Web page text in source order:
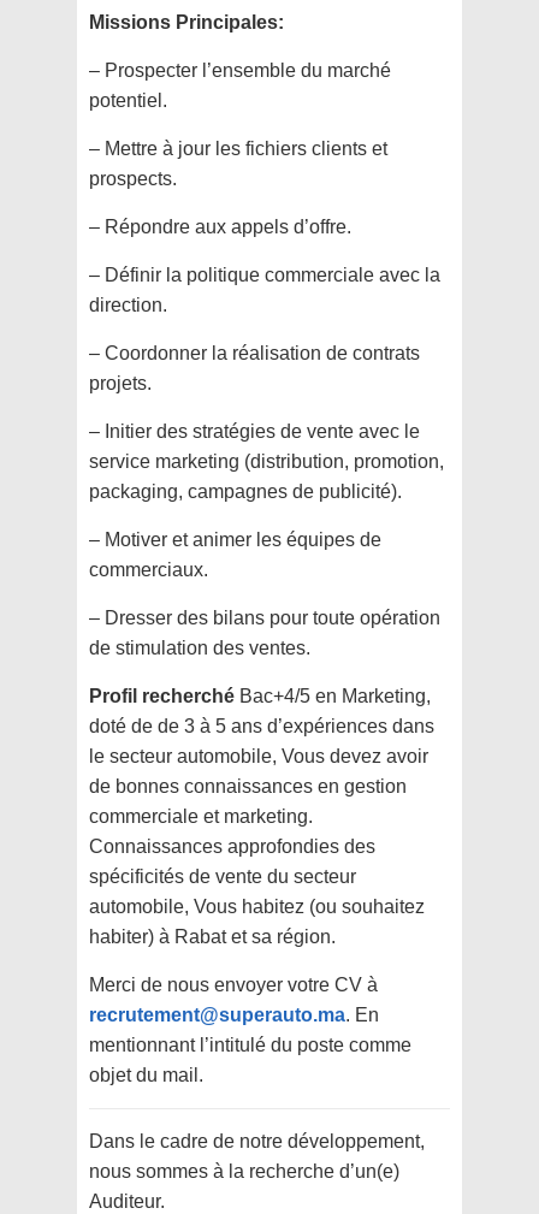
Missions Principales:
– Prospecter l’ensemble du marché
potentiel.
– Mettre à jour les fichiers clients et
prospects.
– Répondre aux appels d’offre.
– Définir la politique commerciale avec la
direction.
– Coordonner la réalisation de contrats
projets.
– Initier des stratégies de vente avec le
service marketing (distribution, promotion,
packaging, campagnes de publicité).
– Motiver et animer les équipes de
commerciaux.
– Dresser des bilans pour toute opération
de stimulation des ventes.
Profil recherché Bac+4/5 en Marketing,
doté de de 3 à 5 ans d’expériences dans
le secteur automobile, Vous devez avoir
de bonnes connaissances en gestion
commerciale et marketing.
Connaissances approfondies des
spécificités de vente du secteur
automobile, Vous habitez (ou souhaitez
habiter) à Rabat et sa région.
Merci de nous envoyer votre CV à
recrutement@superauto.ma. En
mentionnant l’intitulé du poste comme
objet du mail.
Dans le cadre de notre développement,
nous sommes à la recherche d’un(e)
Auditeur.